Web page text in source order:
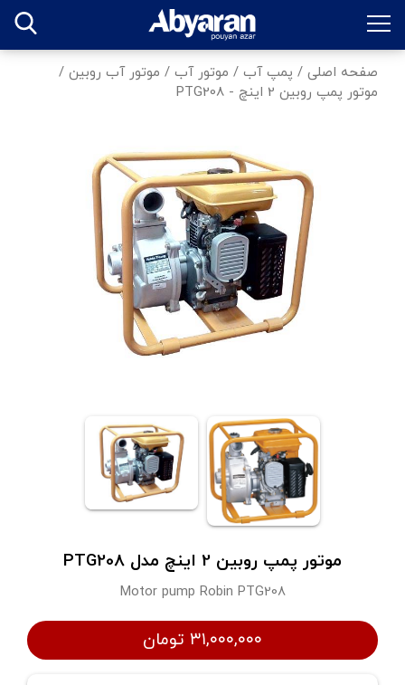
صفحه اصلی / پمپ آب / موتور آب / موتور آب روبین /
موتور پمپ روبین 2 اینچ - PTG208
موتور پمپ روبین 2 اینچ مدل PTG208
Motor pump Robin PTG208
۳۱,۰۰۰,۰۰۰ تومان